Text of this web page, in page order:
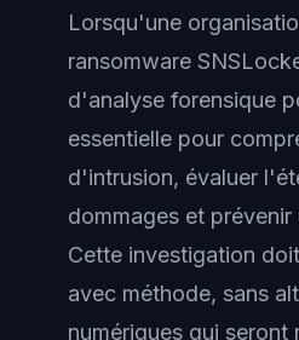
Lorsqu'une
ransomware
d'analyse forensique
essentielle pour
d'intrusion, évaluer
dommages et prévenir
Cette investigation
avec méthode, sans
numériques qui seront